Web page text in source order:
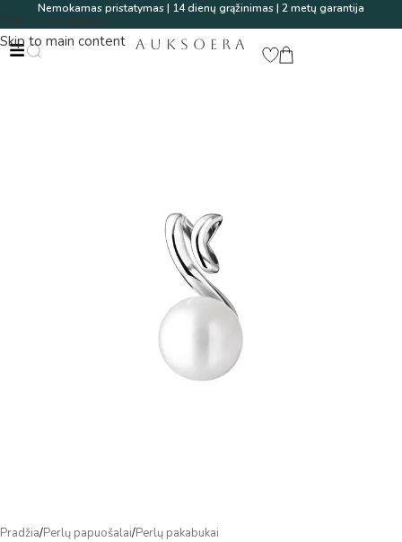
Skip to navigation
Skip to main content
Nemokamas pristatymas | 14 dienų grąžinimas | 2 metų garantija
AUKSOERA
Pradžia/Perlų papuošalai/Perlų pakabukai